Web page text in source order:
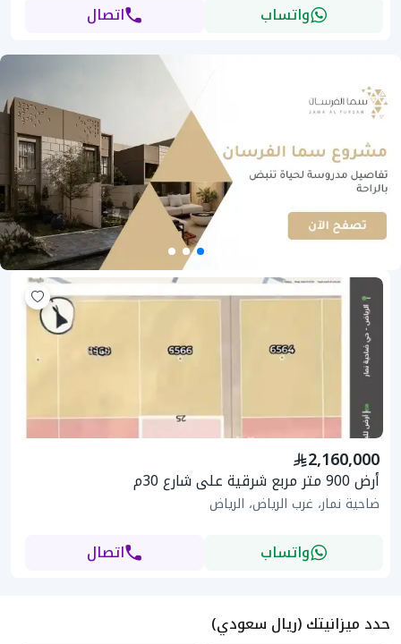
واتساب اتصال
2,160,000
أرض 900 متر مربع شرقية على شارع 30م
ضاحية نمار، غرب الرياض، الرياض
واتساب اتصال
حدد ميزانيتك (ريال سعودي)